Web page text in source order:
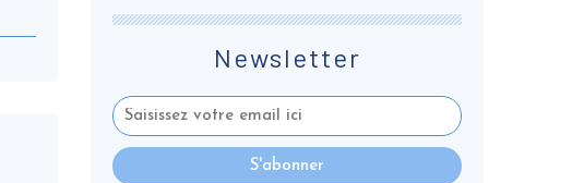
Newsletter